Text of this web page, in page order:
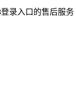
录入口的售后服务